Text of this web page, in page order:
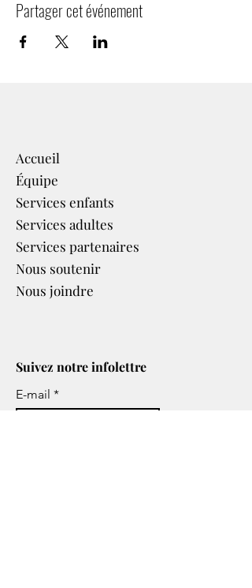
Partager cet événement
Accueil
Équipe
Services enfants
Services adultes
Services partenaires​
Nous soutenir
Nous joindre
Suivez notre infolettre
E-mail